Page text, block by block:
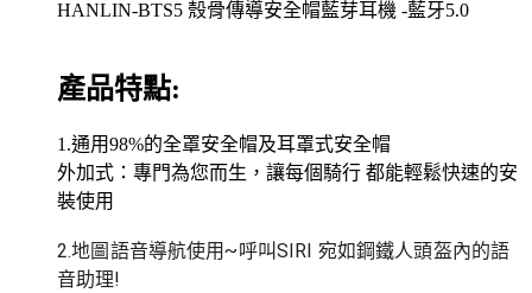
HANLIN-BTS5 殼骨傳導安全帽藍芽耳機 -藍牙5.0
產品特點:
1.通用98%的全罩安全帽及耳罩式安全帽
外加式：專門為您而生，讓每個騎行 都能輕鬆快速的安
裝使用
2.地圖語音導航使用~呼叫SIRI 宛如鋼鐵人頭盔內的語
音助理!